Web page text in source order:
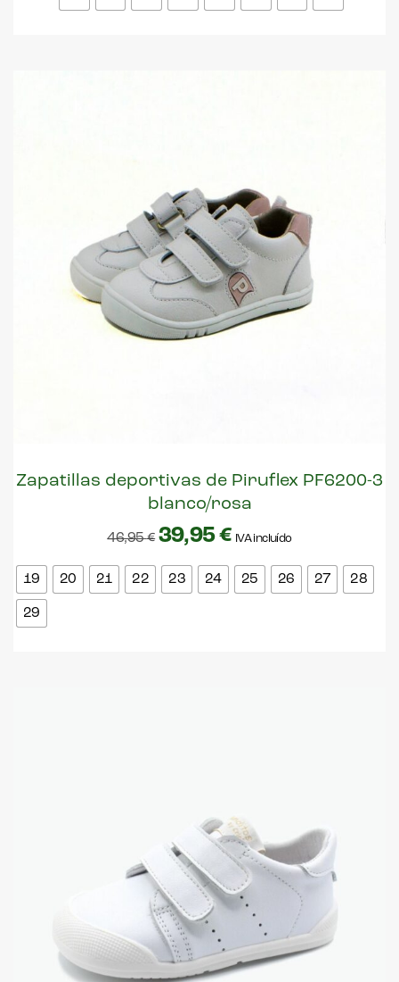
Zapatillas deportivas de Piruflex PF6200-3
blanco/rosa
46,95€ 39,95€ IVA incluído
19 20 21 22 23 24 25 26 27 28
29